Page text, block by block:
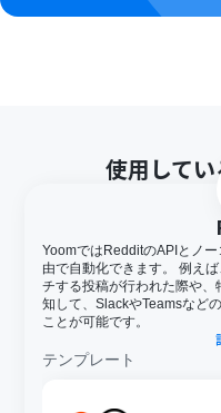
使用して
YoomではRedditのAPIとノ
由で自動化できます。 例え
チする投稿が行われた際や
知して、SlackやTeamsなど
ことが可能です。
テンプレート